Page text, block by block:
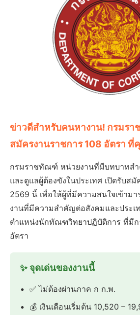
ข่าวดีสำหรับคนหางาน! กรมร
สมัครงานราชการ 108 อัตรา
กรมราชทัณฑ์ หน่วยงานที่มีบทบาทส
และดูแลผู้ต้องขังในประเทศ เปิดรับสมั
2569 นี้ เพื่อให้ผู้ที่มีความสนใจเข้ามา
งานที่มีความสำคัญต่อสังคมและประเ
ตำแหน่งนักทัณฑวิทยาปฏิบัติการ ที่มีก
อัตรา
✨ จุดเด่นของงานนี้
✅ ไม่ต้องผ่านภาค ก ก.พ.
💰 เงินเดือนเริ่มต้น 10,520 –